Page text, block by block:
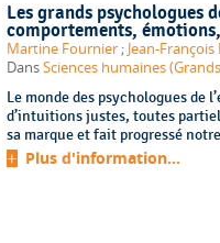
Les grands psychologues
comportements,
Martine Fournier ; Jean-
DansSciences humaines
Le monde des psychologues de
d’intuitions justes, toutes
sa marque et fait progressé
Plus d'information...